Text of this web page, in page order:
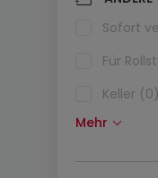
Sofort
Für
Keller (0)
Mehr